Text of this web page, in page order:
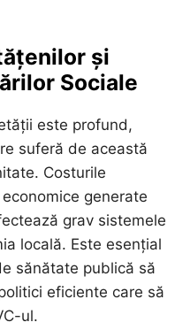
și
Sociale
este profund,
suferă de această
Costurile
generate
grav sistemele
locală. Este esențial
sănătate publică să
eficiente care să
ul.